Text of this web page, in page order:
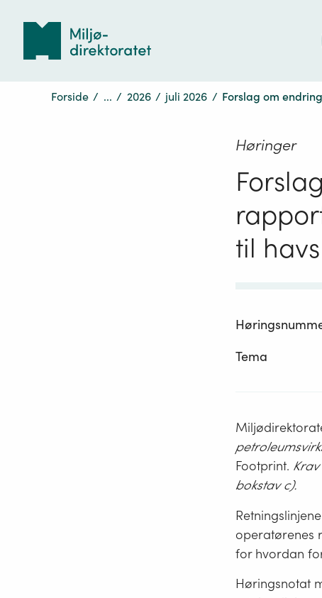
Forside / ... / 2026 / juli 2026 / Forslag om
Høringer
til
Tema
Footprint.
bokstav c).
operatørenes
for hvordan
Høringsnotat